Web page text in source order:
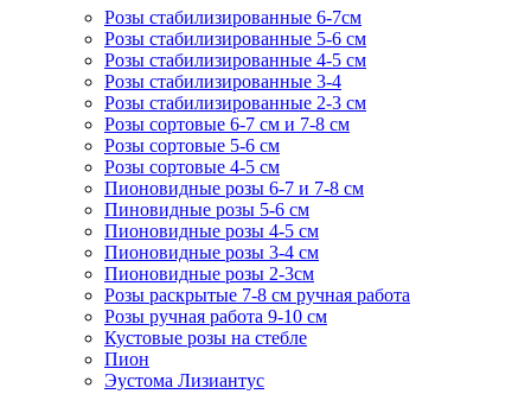
Розы стабилизированные 6-7см
Розы стабилизированные 5-6 см
Розы стабилизированные 4-5 см
Розы стабилизированные 3-4
Розы стабилизированные 2-3 см
Розы сортовые 6-7 см и 7-8 см
Розы сортовые 5-6 см
Розы сортовые 4-5 см
Пионовидные розы 6-7 и 7-8 см
Пиновидные розы 5-6 см
Пионовидные розы 4-5 см
Пионовидные розы 3-4 см
Пионовидные розы 2-3см
Розы раскрытые 7-8 см ручная работа
Розы ручная работа 9-10 см
Кустовые розы на стебле
Пион
Эустома Лизиантус